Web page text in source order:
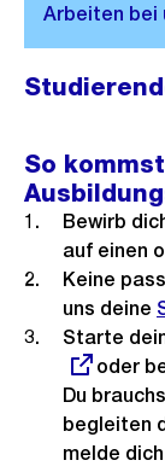
So
Bewirb
auf einen
Keine
uns deine
Starte
oder
Du
begleiten
melde